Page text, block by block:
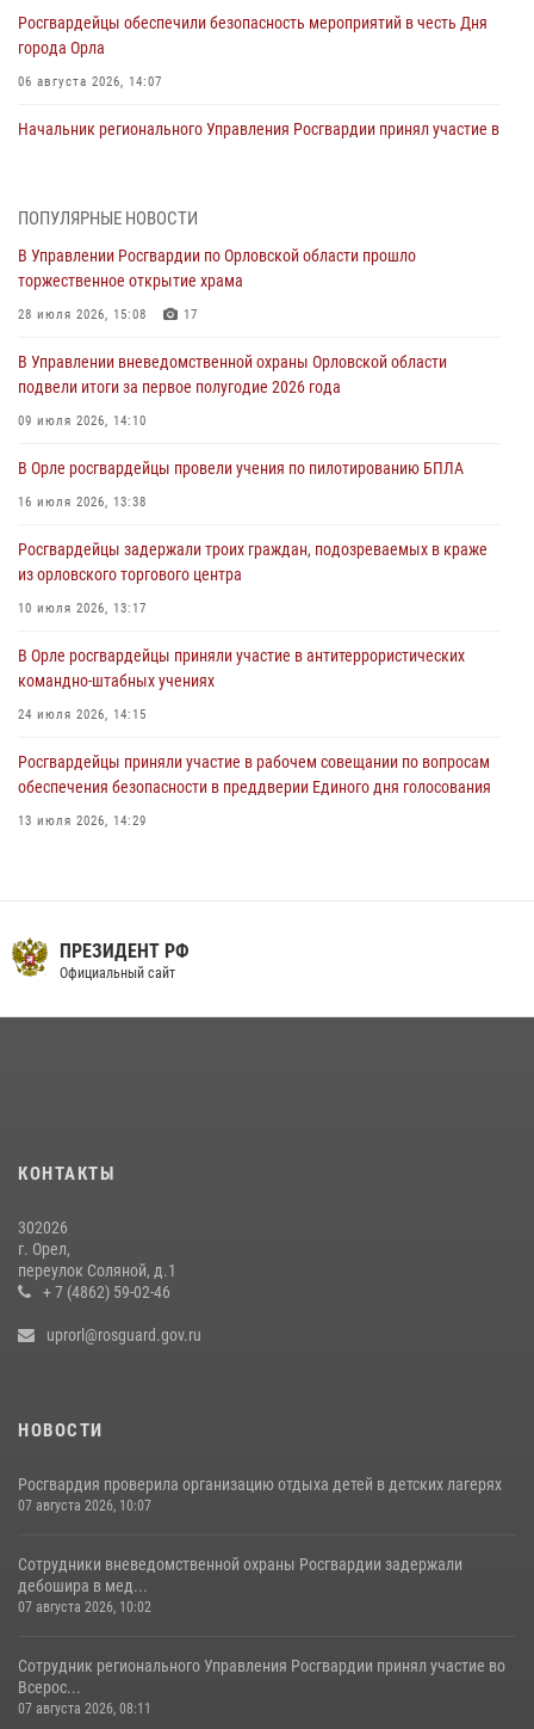
Росгвардейцы обеспечили безопасность мероприятий в честь Дня
города Орла
06 августа 2026, 14:07
Начальник регионального Управления Росгвардии принял участие в
первое полугодие
05 августа 2026, 13:12
совершении противоправных действий
04 августа 2026, 14:21
04 августа 2026, 14:06
предоставлении госуслуг
03 августа 2026, 14:30
ПОПУЛЯРНЫЕ НОВОСТИ
В Управлении Росгвардии по Орловской области прошло
торжественное открытие храма
28 июля 2026, 15:08 17
В Управлении вневедомственной охраны Орловской области
подвели итоги за первое полугодие 2026 года
09 июля 2026, 14:10
В Орле росгвардейцы провели учения по пилотированию БПЛА
16 июля 2026, 13:38
Росгвардейцы задержали троих граждан, подозреваемых в краже
из орловского торгового центра
10 июля 2026, 13:17
В Орле росгвардейцы приняли участие в антитеррористических
командно-штабных учениях
24 июля 2026, 14:15
Росгвардейцы приняли участие в рабочем совещании по вопросам
обеспечения безопасности в преддверии Единого дня голосования
13 июля 2026, 14:29
В Орле росгвардейцы за неделю проверили два детских лагеря
15 июля 2026, 14:49
ПРЕЗИДЕНТ РФ
Официальный сайт
КОНТАКТЫ
302026
г. Орел,
переулок Соляной, д.1
+ 7 (4862) 59-02-46
uprorl@rosguard.gov.ru
НОВОСТИ
Росгвардия проверила организацию отдыха детей в детских лагерях
07 августа 2026, 10:07
Сотрудники вневедомственной охраны Росгвардии задержали
дебошира в мед...
07 августа 2026, 10:02
Сотрудник регионального Управления Росгвардии принял участие во
Всерос...
07 августа 2026, 08:11